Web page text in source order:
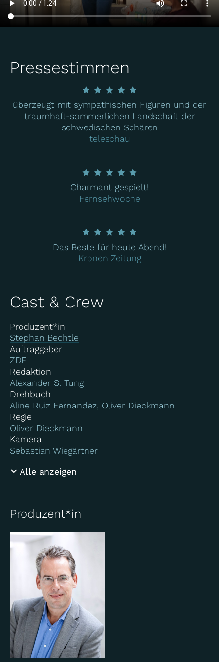
Pressestimmen
überzeugt mit sympathischen Figuren und der
traumhaft-sommerlichen Landschaft der
schwedischen Schären
teleschau
Charmant gespielt!
Fernsehwoche
Das Beste für heute Abend!
Kronen Zeitung
Cast & Crew
Produzent*in
Stephan Bechtle
Auftraggeber
ZDF
Redaktion
Alexander S. Tung
Drehbuch
Aline Ruiz Fernandez, Oliver Dieckmann
Regie
Oliver Dieckmann
Kamera
Sebastian Wiegärtner
Alle anzeigen
Produzent*in